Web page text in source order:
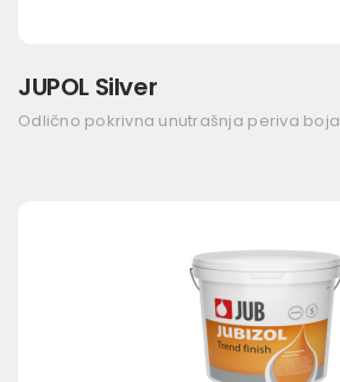
JUPOL Silver
Odlično pokrivna unutrašnja periva boja